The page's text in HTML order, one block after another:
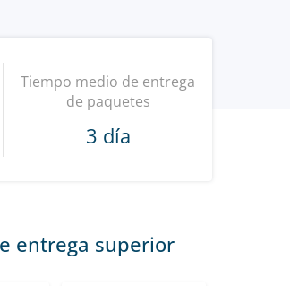
Tiempo medio de entrega
de paquetes
3 día
entrega superior